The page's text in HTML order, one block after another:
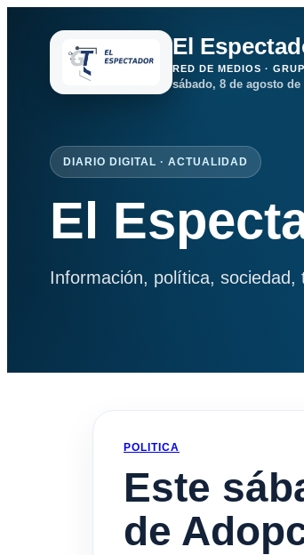
El
RED DE MEDIOS ·
sábado, 8 de agosto de
DIARIO DIGITAL · ACTUALIDAD
El
Información, política, sociedad,
POLITICA
Este
de